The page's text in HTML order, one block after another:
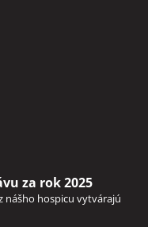
za rok 2025
nášho hospicu vytvárajú